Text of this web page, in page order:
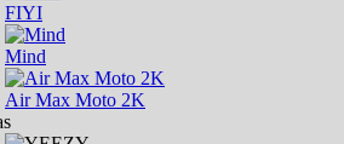
FIYI
Mind
Air Max Moto 2K